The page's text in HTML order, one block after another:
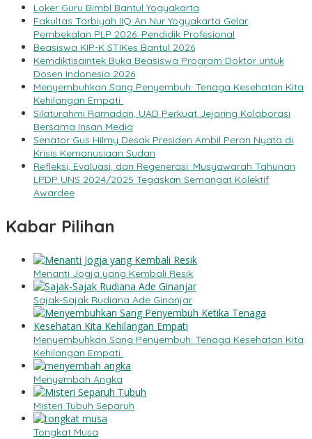
Loker Guru Bimbl Bantul Yogyakarta
Fakultas Tarbiyah IIQ An Nur Yogyakarta Gelar
Pembekalan PLP 2026: Pendidik Profesional
Beasiswa KIP-K STIKes Bantul 2026
Kemdiktisaintek Buka Beasiswa Program Doktor untuk
Dosen Indonesia 2026
Menyembuhkan Sang Penyembuh: Tenaga Kesehatan Kita
Kehilangan Empati
Silaturahmi Ramadan, UAD Perkuat Jejaring Kolaborasi
Bersama Insan Media
Senator Gus Hilmy Desak Presiden Ambil Peran Nyata di
Krisis Kemanusiaan Sudan
Refleksi, Evaluasi, dan Regenerasi: Musyawarah Tahunan
LPDP UNS 2024/2025 Tegaskan Semangat Kolektif
Awardee
Kabar Pilihan
Menanti Jogja yang Kembali Resik
Sajak-Sajak Rudiana Ade Ginanjar
Menyembuhkan Sang Penyembuh: Tenaga Kesehatan Kita
Kehilangan Empati
Menyembah Angka
Misteri Tubuh Separuh
Tongkat Musa